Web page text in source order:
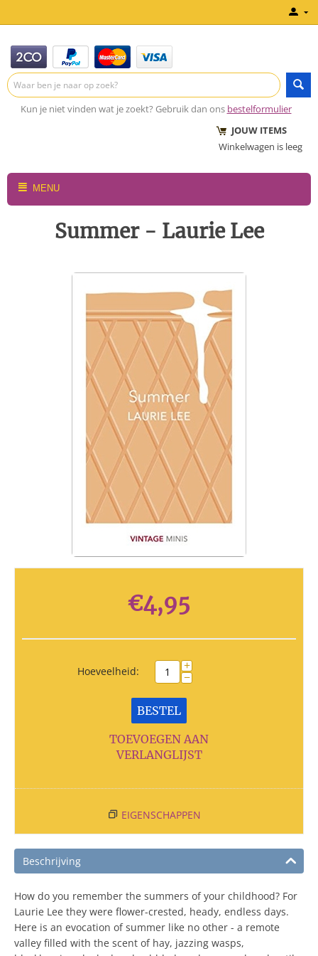
Kun je niet vinden wat je zoekt? Gebruik dan ons bestelformulier
JOUW ITEMS
Winkelwagen is leeg
MENU
Summer - Laurie Lee
€4,95
Hoeveelheid: +
−
BESTEL
TOEVOEGEN AAN
VERLANGLIJST
EIGENSCHAPPEN
Beschrijving
How do you remember the summers of your childhood? For
Laurie Lee they were flower-crested, heady, endless days.
Here is an evocation of summer like no other - a remote
valley filled with the scent of hay, jazzing wasps,